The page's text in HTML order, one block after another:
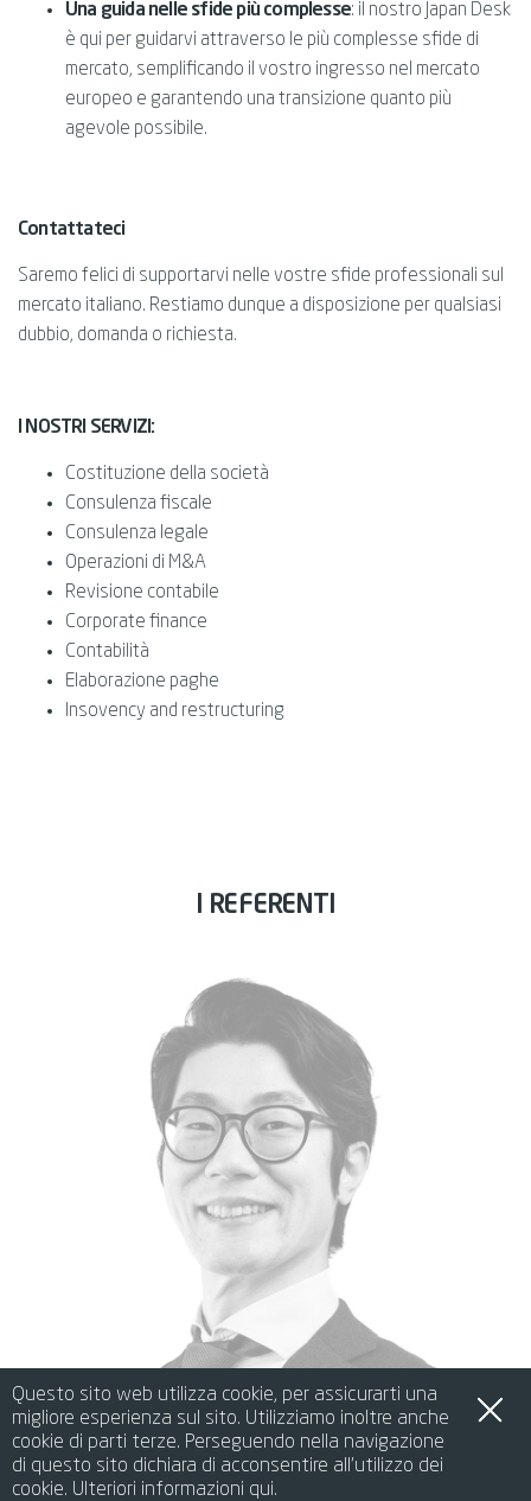
Una guida nelle sfide più complesse: il nostro Japan Desk
è qui per guidarvi attraverso le più complesse sfide di
mercato, semplificando il vostro ingresso nel mercato
europeo e garantendo una transizione quanto più
agevole possibile.
Contattateci
Saremo felici di supportarvi nelle vostre sfide professionali sul
mercato italiano. Restiamo dunque a disposizione per qualsiasi
dubbio, domanda o richiesta.
I NOSTRI SERVIZI:
Costituzione della società
Consulenza fiscale
Consulenza legale
Operazioni di M&A
Revisione contabile
Corporate finance
Contabilità
Elaborazione paghe
Insovency and restructuring
I REFERENTI
KOHEI NISHIMURA
Consulente
Questo sito web utilizza cookie, per assicurarti una
migliore esperienza sul sito. Utilizziamo inoltre anche
cookie di parti terze. Perseguendo nella navigazione
di questo sito dichiara di acconsentire all'utilizzo dei
cookie. Ulteriori informazioni qui.